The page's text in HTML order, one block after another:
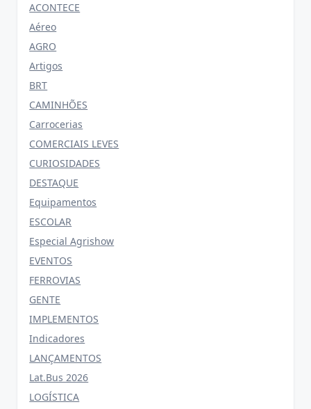
ACONTECE
Aéreo
AGRO
Artigos
BRT
CAMINHÕES
Carrocerias
COMERCIAIS LEVES
CURIOSIDADES
DESTAQUE
Equipamentos
ESCOLAR
Especial Agrishow
EVENTOS
FERROVIAS
GENTE
IMPLEMENTOS
Indicadores
LANÇAMENTOS
Lat.Bus 2026
LOGÍSTICA